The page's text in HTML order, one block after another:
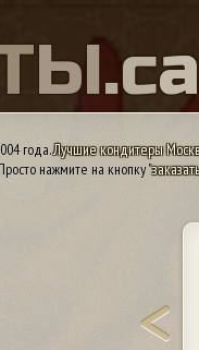
Ы.са
года.Лучшие кондитеры
нажмите на кнопку "заказать